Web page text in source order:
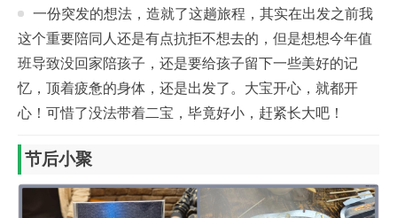
一份突发的想法，造就了这趟旅程，其实在出发之前我
这个重要陪同人还是有点抗拒不想去的，但是想想今年值
班导致没回家陪孩子，还是要给孩子留下一些美好的记
忆，顶着疲惫的身体，还是出发了。大宝开心，就都开
心！可惜了没法带着二宝，毕竟好小，赶紧长大吧！
节后小聚